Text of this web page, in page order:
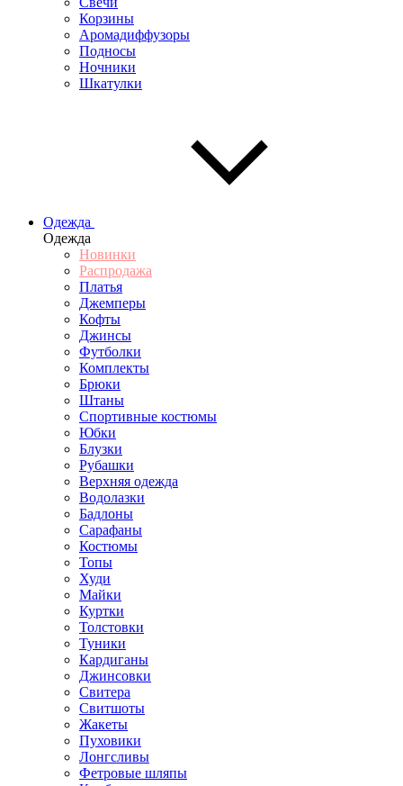
Корзины
Аромадиффузоры
Подносы
Ночники
Шкатулки
Одежда
Одежда
Новинки
Распродажа
Платья
Джемперы
Кофты
Джинсы
Футболки
Комплекты
Брюки
Штаны
Спортивные костюмы
Юбки
Блузки
Рубашки
Верхняя одежда
Водолазки
Бадлоны
Сарафаны
Костюмы
Топы
Худи
Майки
Куртки
Толстовки
Туники
Кардиганы
Джинсовки
Свитера
Свитшоты
Жакеты
Пуховики
Лонгсливы
Фетровые шляпы